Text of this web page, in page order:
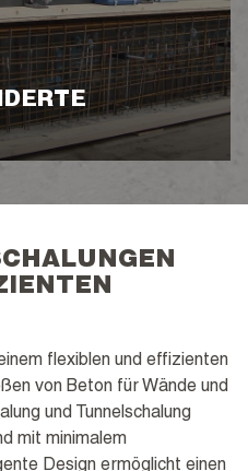
Z
flexiblen und effizienten
von Beton für Wände und
und Tunnelschalung
mit minimalem
Design ermöglicht einen